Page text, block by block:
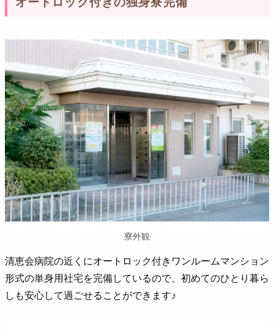
寮外観
清恵会病院の近くにオートロック付きワンルームマンション
形式の単身用社宅を完備しているので、初めてのひとり暮ら
しも安心して過ごせることができます♪